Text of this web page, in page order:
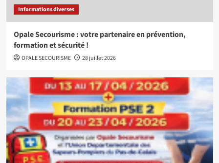
Informations diverses
Opale Secourisme : votre partenaire en prévention,
formation et sécurité !
OPALE SECOURISME 28 juillet 2026